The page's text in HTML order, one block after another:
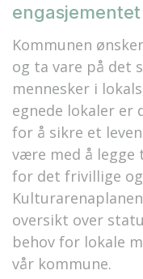
Kommunen
og ta vare på det
mennesker i
egnede lokaler er
for å sikre et
være med å
for det frivillige
oversikt over
behov for lokale
vår kommune.